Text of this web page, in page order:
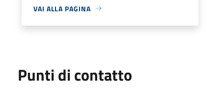
VAI ALLA PAGINA
Punti di contatto